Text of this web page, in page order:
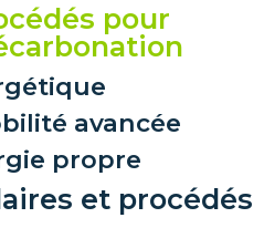
pour
avancée
propre
et procédés